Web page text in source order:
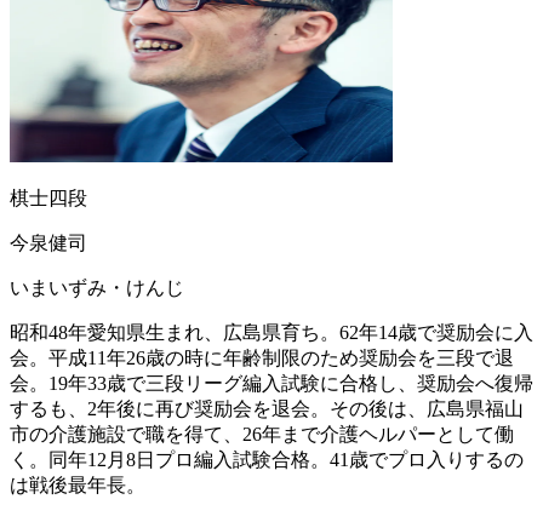
棋士四段
今泉健司
いまいずみ・けんじ
昭和48年愛知県生まれ、広島県育ち。62年14歳で奨励会に入
会。平成11年26歳の時に年齢制限のため奨励会を三段で退
会。19年33歳で三段リーグ編入試験に合格し、奨励会へ復帰
するも、2年後に再び奨励会を退会。その後は、広島県福山
市の介護施設で職を得て、26年まで介護ヘルパーとして働
く。同年12月8日プロ編入試験合格。41歳でプロ入りするの
は戦後最年長。